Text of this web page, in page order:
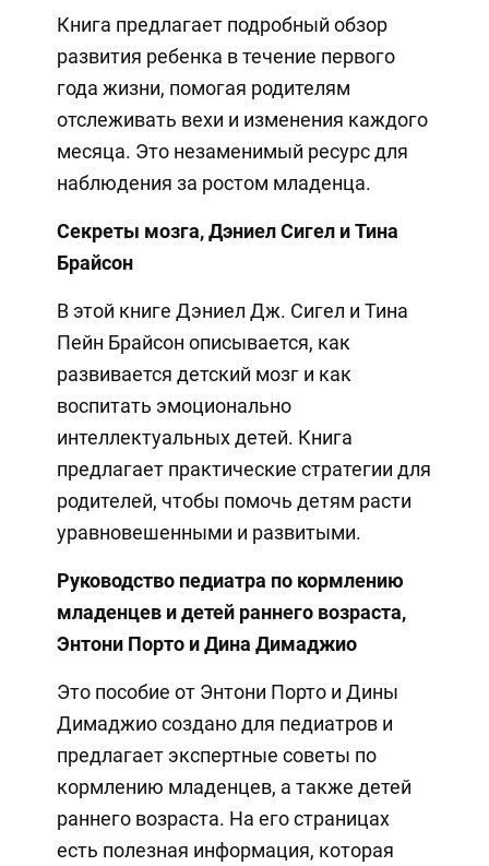
Книга предлагает подробный обзор
развития ребенка в течение первого
года жизни, помогая родителям
отслеживать вехи и изменения каждого
месяца. Это незаменимый ресурс для
наблюдения за ростом младенца.
Секреты мозга, Дэниел Сигел и Тина
Брайсон
В этой книге Дэниел Дж. Сигел и Тина
Пейн Брайсон описывается, как
развивается детский мозг и как
воспитать эмоционально
интеллектуальных детей. Книга
предлагает практические стратегии для
родителей, чтобы помочь детям расти
уравновешенными и развитыми.
Руководство педиатра по кормлению
младенцев и детей раннего возраста,
Энтони Порто и Дина Димаджио
Это пособие от Энтони Порто и Дины
Димаджио создано для педиатров и
предлагает экспертные советы по
кормлению младенцев, а также детей
раннего возраста. На его страницах
есть полезная информация, которая